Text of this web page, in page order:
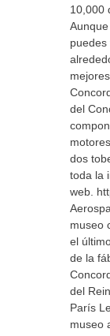
10,000
puedes
del
dos
toda la
web.
museo
el
de la
del
París
museo